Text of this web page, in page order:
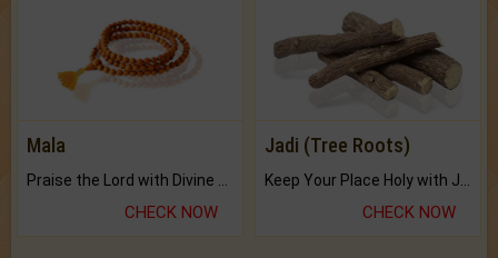
Mala
Praise the Lord with Divine Energies of Mala.
CHECK NOW
Jadi (Tree Roots)
Keep Your Place Holy with Jadi.
CHECK NOW